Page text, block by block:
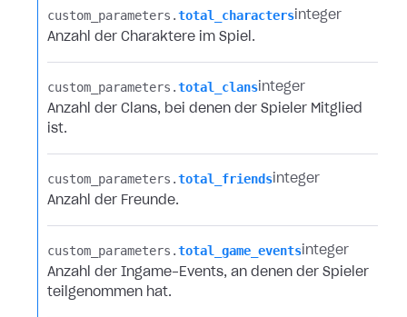
custom_parameters.​total_characters integer
Anzahl der Charaktere im Spiel.
custom_parameters.​total_clans integer
Anzahl der Clans, bei denen der Spieler Mitglied
ist.
custom_parameters.​total_friends integer
Anzahl der Freunde.
custom_parameters.​total_game_events integer
Anzahl der Ingame-Events, an denen der Spieler
teilgenommen hat.